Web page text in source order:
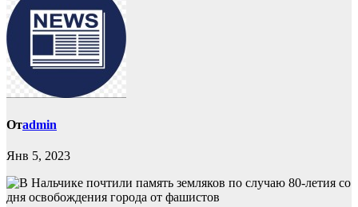
Отadmin
Янв 5, 2023